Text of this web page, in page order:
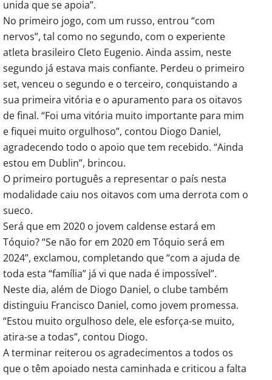
unida que se apoia”.
No primeiro jogo, com um russo, entrou “com
nervos”, tal como no segundo, com o experiente
atleta brasileiro Cleto Eugenio. Ainda assim, neste
segundo já estava mais confiante. Perdeu o primeiro
set, venceu o segundo e o terceiro, conquistando a
sua primeira vitória e o apuramento para os oitavos
de final. “Foi uma vitória muito importante para mim
e fiquei muito orgulhoso”, contou Diogo Daniel,
agradecendo todo o apoio que tem recebido. “Ainda
estou em Dublin”, brincou.
O primeiro português a representar o país nesta
modalidade caiu nos oitavos com uma derrota com o
sueco.
Será que em 2020 o jovem caldense estará em
Tóquio? “Se não for em 2020 em Tóquio será em
2024”, exclamou, completando que “com a ajuda de
toda esta “família” já vi que nada é impossível”.
Neste dia, além de Diogo Daniel, o clube também
distinguiu Francisco Daniel, como jovem promessa.
“Estou muito orgulhoso dele, ele esforça-se muito,
atira-se a todas”, contou Diogo.
A terminar reiterou os agradecimentos a todos os
que o têm apoiado nesta caminhada e criticou a falta